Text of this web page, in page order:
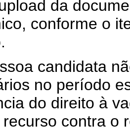
da
conforme o
candidata
no período
do direito à
contra o